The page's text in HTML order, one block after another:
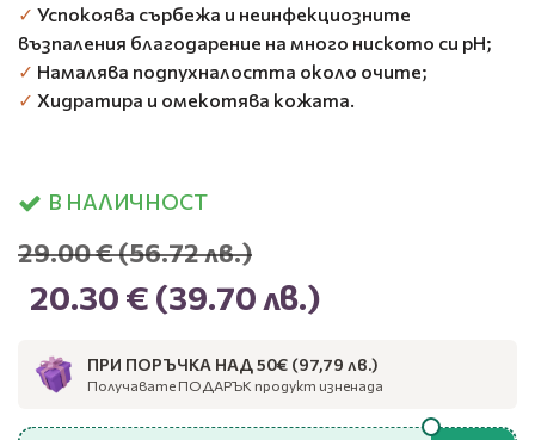
✓ Успокоява сърбежа и неинфекциозните
възпаления благодарение на много ниското си рН;
✓ Намалява подпухналостта около очите;
✓ Хидратира и омекотява кожата.
В НАЛИЧНОСТ
20.30 € (39.70 лв.)
29.00 €(56.72 лв.)
ПРИ ПОРЪЧКА НАД 50€ (97,79 лв.)
Получавате ПОДАРЪК продукт изненада